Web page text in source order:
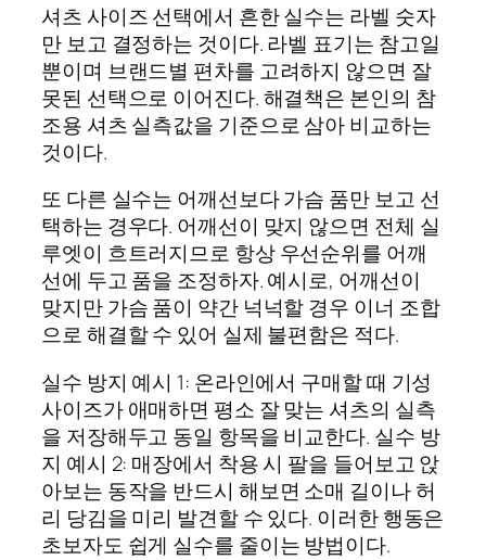
셔츠 사이즈 선택에서 흔한 실수는 라벨 숫자
만 보고 결정하는 것이다. 라벨 표기는 참고일
뿐이며 브랜드별 편차를 고려하지 않으면 잘
못된 선택으로 이어진다. 해결책은 본인의 참
조용 셔츠 실측값을 기준으로 삼아 비교하는
것이다.
또 다른 실수는 어깨선보다 가슴 품만 보고 선
택하는 경우다. 어깨선이 맞지 않으면 전체 실
루엣이 흐트러지므로 항상 우선순위를 어깨
선에 두고 품을 조정하자. 예시로, 어깨선이
맞지만 가슴 품이 약간 넉넉할 경우 이너 조합
으로 해결할 수 있어 실제 불편함은 적다.
실수 방지 예시 1: 온라인에서 구매할 때 기성
사이즈가 애매하면 평소 잘 맞는 셔츠의 실측
을 저장해두고 동일 항목을 비교한다. 실수 방
지 예시 2: 매장에서 착용 시 팔을 들어보고 앉
아보는 동작을 반드시 해보면 소매 길이나 허
리 당김을 미리 발견할 수 있다. 이러한 행동은
초보자도 쉽게 실수를 줄이는 방법이다.